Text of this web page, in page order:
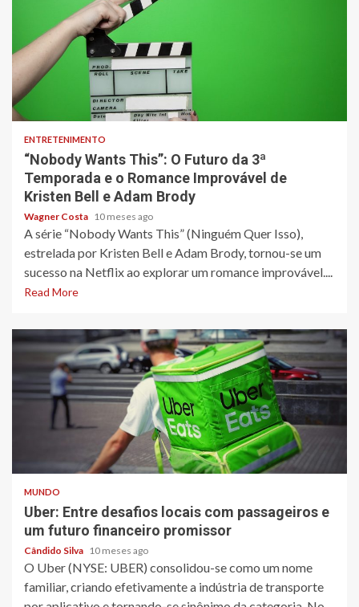
ENTRETENIMENTO
“Nobody Wants This”: O Futuro da 3ª
Temporada e o Romance Improvável de
Kristen Bell e Adam Brody
Wagner Costa 10 meses ago
A série “Nobody Wants This” (Ninguém Quer Isso),
estrelada por Kristen Bell e Adam Brody, tornou-se um
sucesso na Netflix ao explorar um romance improvável....
Read More
MUNDO
Uber: Entre desafios locais com passageiros e
um futuro financeiro promissor
Cândido Silva 10 meses ago
O Uber (NYSE: UBER) consolidou-se como um nome
familiar, criando efetivamente a indústria de transporte